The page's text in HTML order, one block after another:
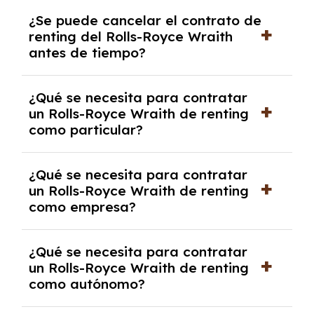
tendrás que pagar ningún tipo de entrada
salvo en casos que lo exija el proveedor
debido al resultado del estudio de viabilidad
económica.
¿Se puede cancelar el contrato de
renting del Rolls-Royce Wraith
antes de tiempo?
pero puede haber penalizaciones por
cancelación anticipada. Es importante revisar
las condiciones del contrato y hablar con un
experto que te asesore.
¿Qué se necesita para contratar
un Rolls-Royce Wraith de renting
como particular?
y, en algunos casos, una consulta de solvencia
crediticia y un pago inicial.
¿Qué se necesita para contratar
un Rolls-Royce Wraith de renting
como empresa?
documentación financiera y, en algunos
casos, un informe de solvencia de la empresa
y un pago inicial.
¿Qué se necesita para contratar
un Rolls-Royce Wraith de renting
como autónomo?